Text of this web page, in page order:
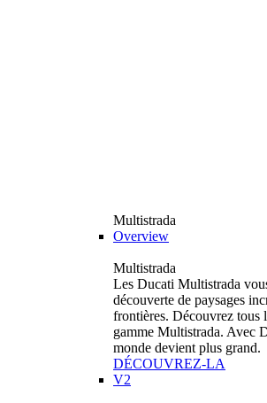
Multistrada
Overview
Multistrada
Les Ducati Multistrada
découverte de paysages
frontières. Découvrez tous
gamme Multistrada. Avec
monde devient plus grand.
DÉCOUVREZ-LA
V2